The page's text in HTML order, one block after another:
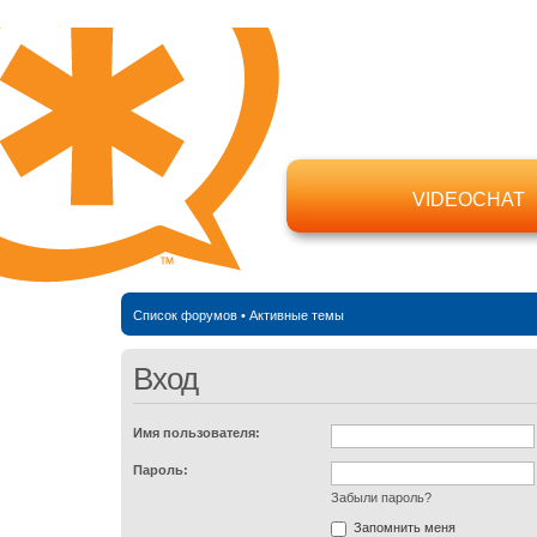
VIDEOCHAT
Список форумов• Активные темы
Вход
Имя пользователя:
Пароль:
Забыли пароль?
Запомнить меня